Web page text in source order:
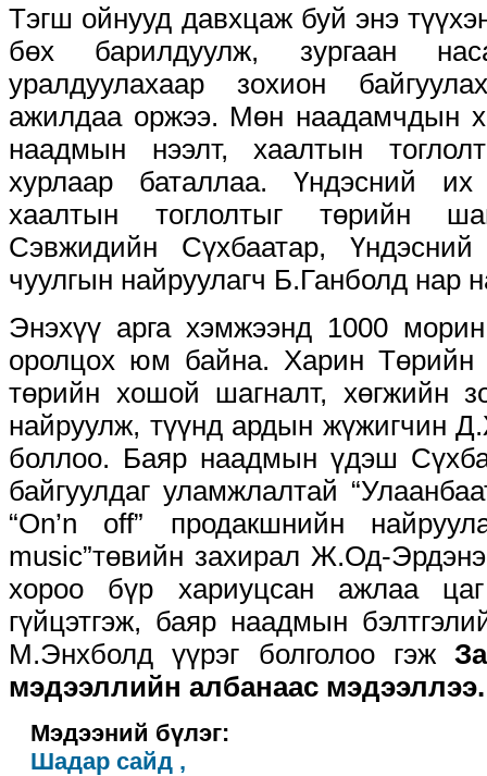
Тэгш ойнууд давхцаж буй энэ
бөх барилдуулж, зургаан
уралдуулахаар зохион
ажилдаа оржээ. Мөн наадамчдын
наадмын нээлт, хаалтын
хурлаар баталлаа. Үндэсний
хаалтын тоглолтыг төрийн
Сэвжидийн Сүхбаатар,
чуулгын найруулагч Б.Ганболд нар
Энэхүү арга хэмжээнд 1000
оролцох юм байна. Харин Төрийн
төрийн хошой шагналт, хөгжийн
найруулж, түүнд ардын жүжигчин
боллоо. Баяр наадмын үдэш
байгуулдаг уламжлалтай
“On’n off” продакшнийн
music”төвийн захирал Ж.Од-
хороо бүр хариуцсан ажлаа
гүйцэтгэж, баяр наадмын
М.Энхболд үүрэг болголоо гэж
мэдээллийн албанаас мэдээллээ.
Мэдээний бүлэг:
Шадар сайд ,